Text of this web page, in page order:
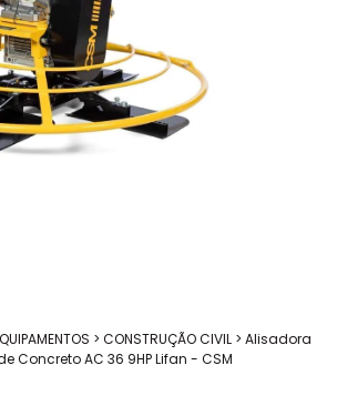
> CONSTRUÇÃO CIVIL > Alisadora
Concreto AC 36 9HP Lifan - CSM